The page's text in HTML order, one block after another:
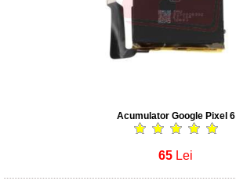
Acumulator Google Pixel 6
65 Lei